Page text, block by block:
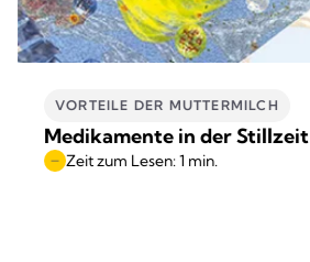
VORTEILE DER MUTTERMILCH
Medikamente in der Stillzeit
Zeit zum Lesen: 1 min.